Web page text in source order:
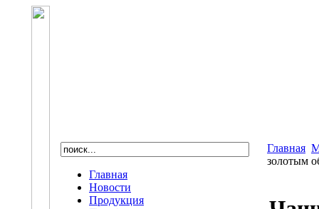
Главная
Новости
Продукция
Главная
золотым